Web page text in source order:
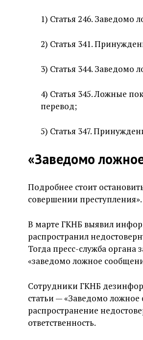
1) Статья 246. Заведомо
2) Статья 341.
3) Статья 344. Заведомо
4) Статья 345. Ложные
перевод;
5) Статья 347.
«Заведомо
Подробнее стоит
совершении преступления».
В марте ГКНБ выявил
распространил
Тогда пресс-служба органа
«заведомо ложное
Сотрудники ГКНБ
статьи — «Заведомо ложное
распространение
ответственность.